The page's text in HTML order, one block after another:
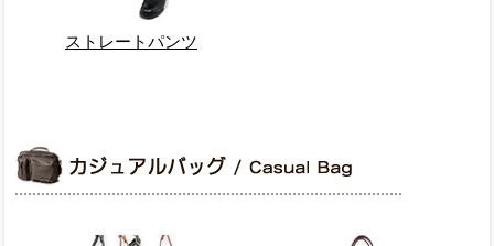
ストレートパンツ